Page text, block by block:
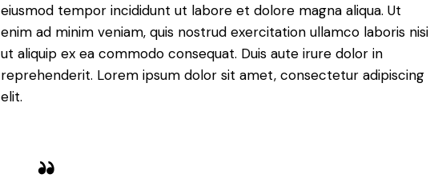
eiusmod tempor incididunt ut labore et dolore magna aliqua. Ut
enim ad minim veniam, quis nostrud exercitation ullamco laboris nisi
ut aliquip ex ea commodo consequat. Duis aute irure dolor in
reprehenderit. Lorem ipsum dolor sit amet, consectetur adipiscing
elit.